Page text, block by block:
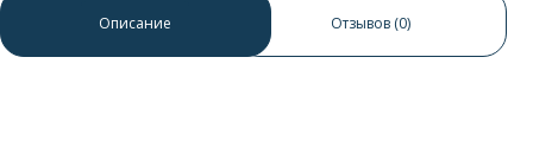
Написать отзыв
Описание Отзывов (0)